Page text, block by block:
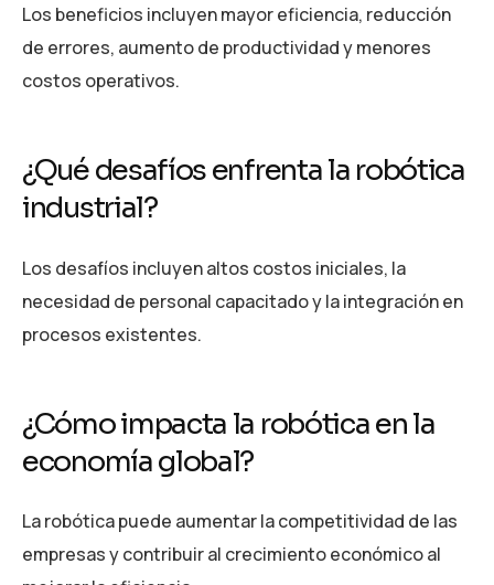
Los beneficios incluyen mayor eficiencia, reducción
de errores, aumento de productividad y menores
costos operativos.
¿Qué desafíos enfrenta la robótica
industrial?
Los desafíos incluyen altos costos iniciales, la
necesidad de personal capacitado y la integración en
procesos existentes.
¿Cómo impacta la robótica en la
economía global?
La robótica puede aumentar la competitividad de las
empresas y contribuir al crecimiento económico al